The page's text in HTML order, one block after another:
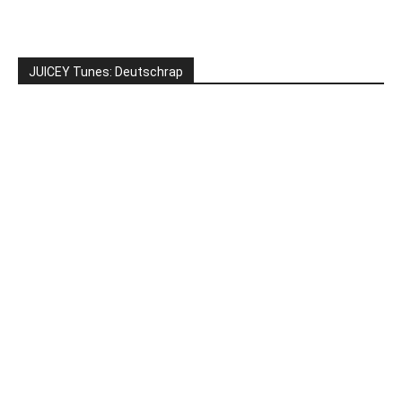
JUICEY Tunes: Deutschrap